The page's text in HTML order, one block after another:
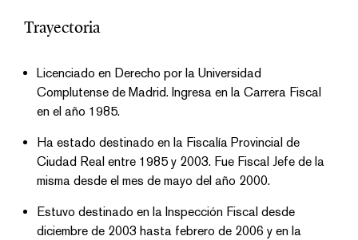
Trayectoria
Licenciado en Derecho por la Universidad
Complutense de Madrid. Ingresa en la Carrera Fiscal
en el año 1985.
Ha estado destinado en la Fiscalía Provincial de
Ciudad Real entre 1985 y 2003. Fue Fiscal Jefe de la
misma desde el mes de mayo del año 2000.
Estuvo destinado en la Inspección Fiscal desde
diciembre de 2003 hasta febrero de 2006 y en la